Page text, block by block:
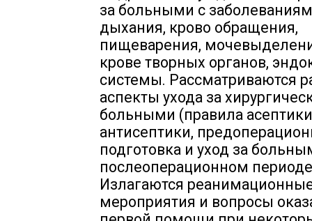
за больными с
дыхания, крово обращения,
пищеварения,
крове творных органов,
системы. Рассматриваются
аспекты ухода за
больными (правила
антисептики,
подготовка и уход за
послеоперационном
Излагаются
мероприятия и вопросы